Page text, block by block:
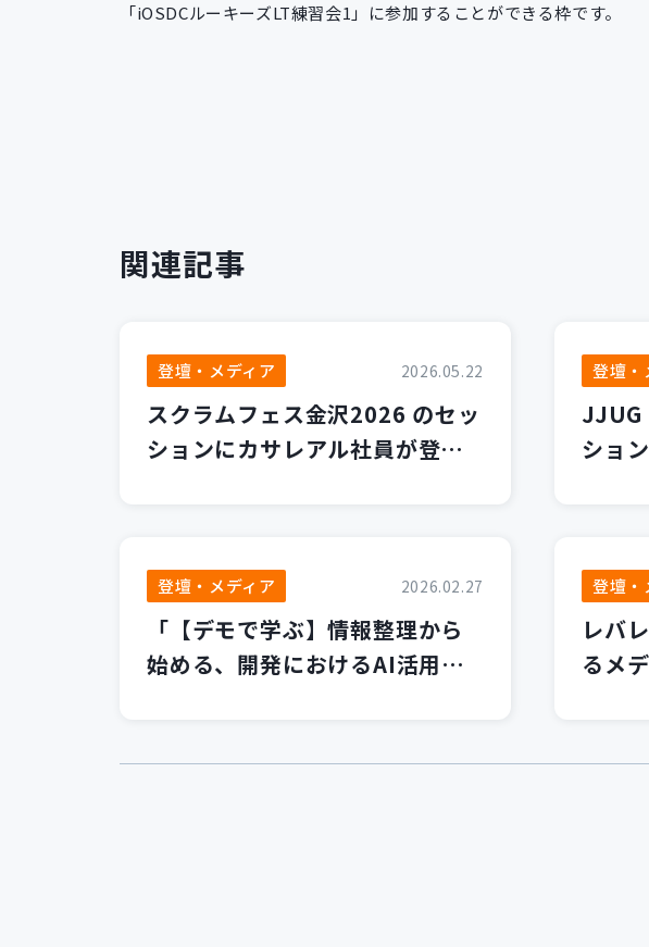
「iOSDCルーキーズLT練習会1」に参加することができる枠です。
関連記事
登壇・メディア 2026.05.22
スクラムフェス金沢2026 のセッ
ションにカサレアル社員が登壇
登壇・
JJUG
ショ
登壇・メディア 2026.02.27
「【デモで学ぶ】情報整理から
始める、開発におけるAI活用の
登壇・
レバ
るメ